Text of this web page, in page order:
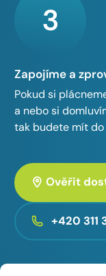
3
Zapojíme a
Pokud si
a nebo si
tak budete mít do
Ověřit
+420 311